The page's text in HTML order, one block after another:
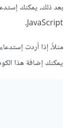
بعد ذلك، يمكنك
JavaScript.
مثلاً، إذا أردت
يمكنك إضافة هذا